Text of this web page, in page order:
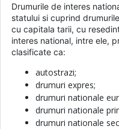
Drumurile de interes
statului si cuprind
cu capitala tarii, cu
interes national, intre ele,
clasificate ca:
autostrazi;
drumuri expres;
drumuri nationale
drumuri nationale
drumuri nationale